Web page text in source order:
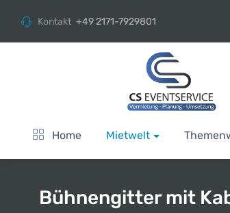
Kontakt +49 2171-7929801
Home Mietwelt
Bühnengitter mit